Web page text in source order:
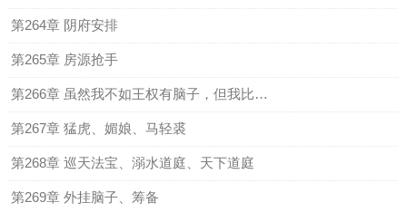
第264章 阴府安排
第265章 房源抢手
第266章 虽然我不如王权有脑子，但我比他能杀生
第267章 猛虎、媚娘、马轻裘
第268章 巡天法宝、溺水道庭、天下道庭
第269章 外挂脑子、筹备